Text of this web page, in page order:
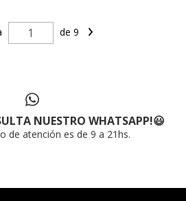
de 9
NUESTRO WHATSAPP!😃
de atención es de 9 a 21hs.